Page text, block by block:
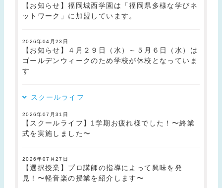
【お知らせ】福岡城西学園は「福岡県多様な学びネ
ットワーク」に加盟しています。
2026年04月23日
【お知らせ】４月２９日（水）～５月６日（水）は
ゴールデンウィークのため学校が休校となっていま
す
スクールライフ
2026年07月31日
【スクールライフ】1学期お疲れ様でした！〜終業
式を実施しました〜
2026年07月27日
【選択授業】プロ講師の指導によって興味を発
見！〜軽音楽の授業を紹介します〜